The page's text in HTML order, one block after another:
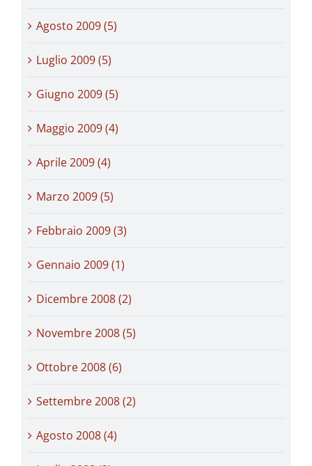
Agosto 2009 (5)
Luglio 2009 (5)
Giugno 2009 (5)
Maggio 2009 (4)
Aprile 2009 (4)
Marzo 2009 (5)
Febbraio 2009 (3)
Gennaio 2009 (1)
Dicembre 2008 (2)
Novembre 2008 (5)
Ottobre 2008 (6)
Settembre 2008 (2)
Agosto 2008 (4)